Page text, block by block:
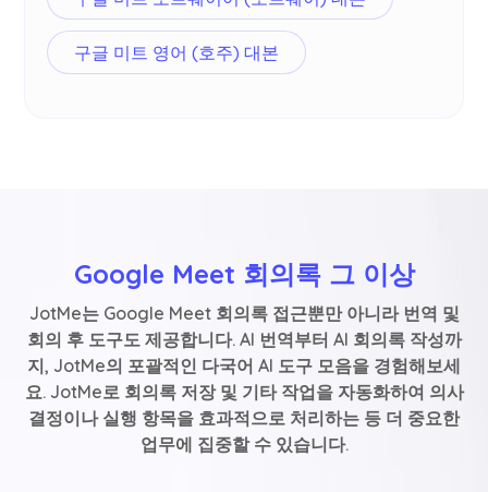
구글 미트 영어 (호주) 대본
Google Meet 회의록 그 이상
JotMe는 Google Meet 회의록 접근뿐만 아니라 번역 및
회의 후 도구도 제공합니다. AI 번역부터 AI 회의록 작성까
지, JotMe의 포괄적인 다국어 AI 도구 모음을 경험해보세
요. JotMe로 회의록 저장 및 기타 작업을 자동화하여 의사
결정이나 실행 항목을 효과적으로 처리하는 등 더 중요한
업무에 집중할 수 있습니다.